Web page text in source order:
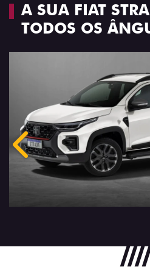
A SUA FIAT
TODOS OS
Anterior